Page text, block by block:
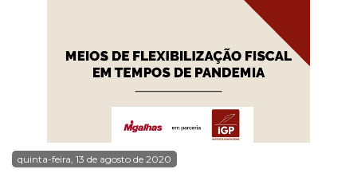
quinta-feira, 13 de agosto de 2020